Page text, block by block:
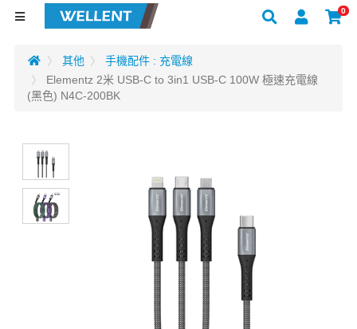
0
其他
手機配件 : 充電線
Elementz 2米 USB-C to 3in1 USB-C 100W 極速充電線
(黑色) N4C-200BK